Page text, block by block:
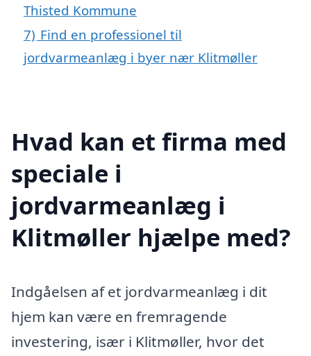
Thisted Kommune
7) Find en professionel til
jordvarmeanlæg i byer nær Klitmøller
Hvad kan et firma med
speciale i
jordvarmeanlæg i
Klitmøller hjælpe med?
Indgåelsen af et jordvarmeanlæg i dit
hjem kan være en fremragende
investering, især i Klitmøller, hvor det